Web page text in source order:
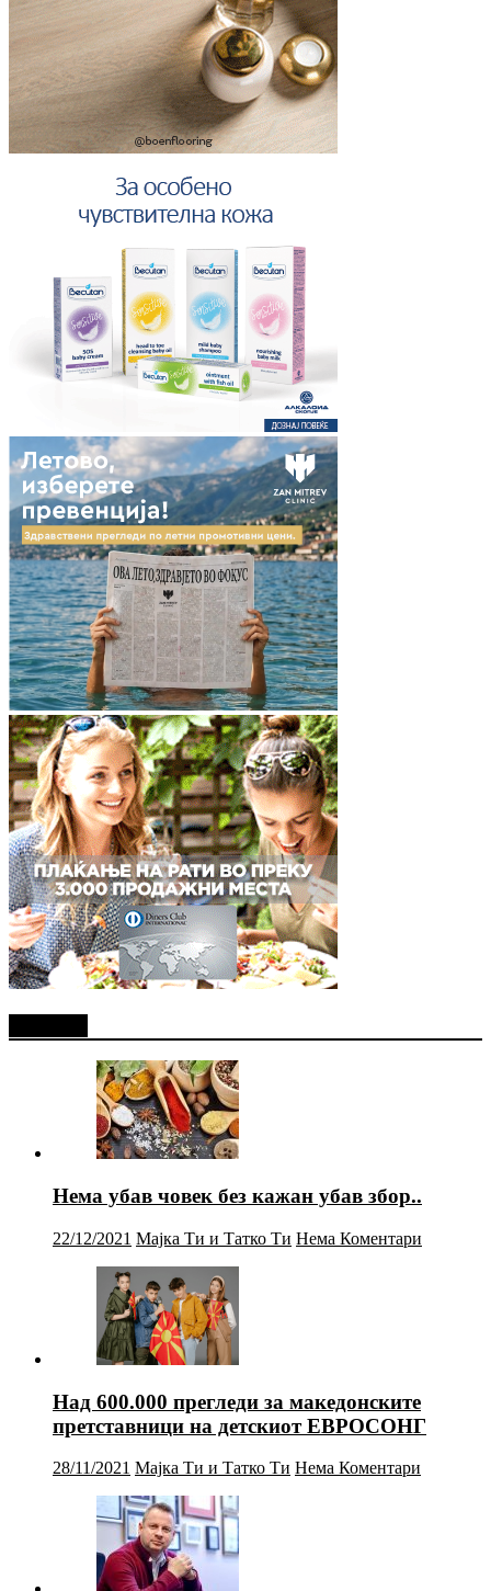
Нема убав човек без кажан убав збор..
22/12/2021 Мајка Ти и Татко Ти Нема Коментари
Над 600.000 прегледи за македонските
претставници на детскиот ЕВРОСОНГ
28/11/2021 Мајка Ти и Татко Ти Нема Коментари